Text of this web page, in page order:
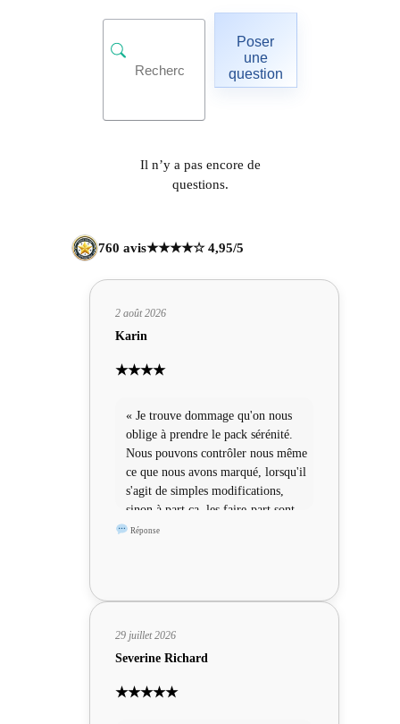
Poser
une
question
Il n’y a pas encore de
questions.
760 avis★★★★☆ 4,95/5
2 août 2026
Karin
★★★★
« Je trouve dommage qu'on nous
oblige à prendre le pack sérénité.
Nous pouvons contrôler nous même
ce que nous avons marqué, lorsqu'il
s'agit de simples modifications,
sinon à part ça, les faire-part sont
sympas »
Réponse
29 juillet 2026
Severine Richard
★★★★★